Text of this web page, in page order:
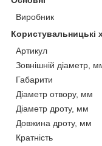
Виробник
Користувальницькі
Артикул
Зовнішній діаметр,
Габарити
Діаметр отвору, мм
Діаметр дроту, мм
Довжина дроту, мм
Кратність